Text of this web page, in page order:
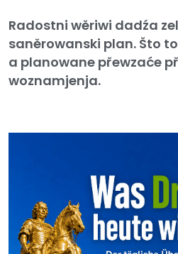
Radostni wěriwi dadźa
saněrowanski plan. Što
a planowane přewzaće
woznamjenja.